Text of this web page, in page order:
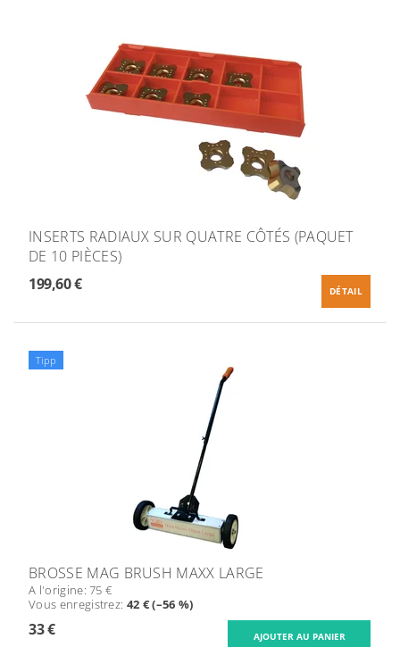
INSERTS RADIAUX SUR QUATRE CÔTÉS (PAQUET
DE 10 PIÈCES)
199,60 €
DÉTAIL
Tipp
BROSSE MAG BRUSH MAXX LARGE
A l'origine:75 €
Vous enregistrez: 42 € (–56 %)
33 €